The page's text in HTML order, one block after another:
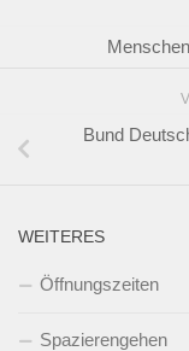
Bund
WEITERES
Öffnungszeiten
Spazierengehen